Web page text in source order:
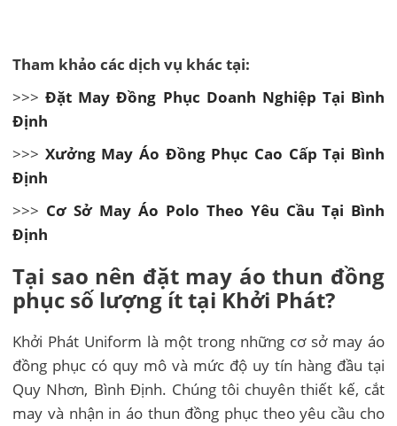
Tham khảo các dịch vụ khác tại:
>>>Đặt May Đồng Phục Doanh Nghiệp Tại Bình
Định
>>> Xưởng May Áo Đồng Phục Cao Cấp Tại Bình
Định
>>> Cơ Sở May Áo Polo Theo Yêu Cầu Tại Bình
Định
Tại sao nên đặt may áo thun đồng
phục số lượng ít tại Khởi Phát?
Khởi Phát Uniform là một trong những cơ sở may áo
đồng phục có quy mô và mức độ uy tín hàng đầu tại
Quy Nhơn, Bình Định. Chúng tôi chuyên thiết kế, cắt
may và nhận in áo thun đồng phục theo yêu cầu cho